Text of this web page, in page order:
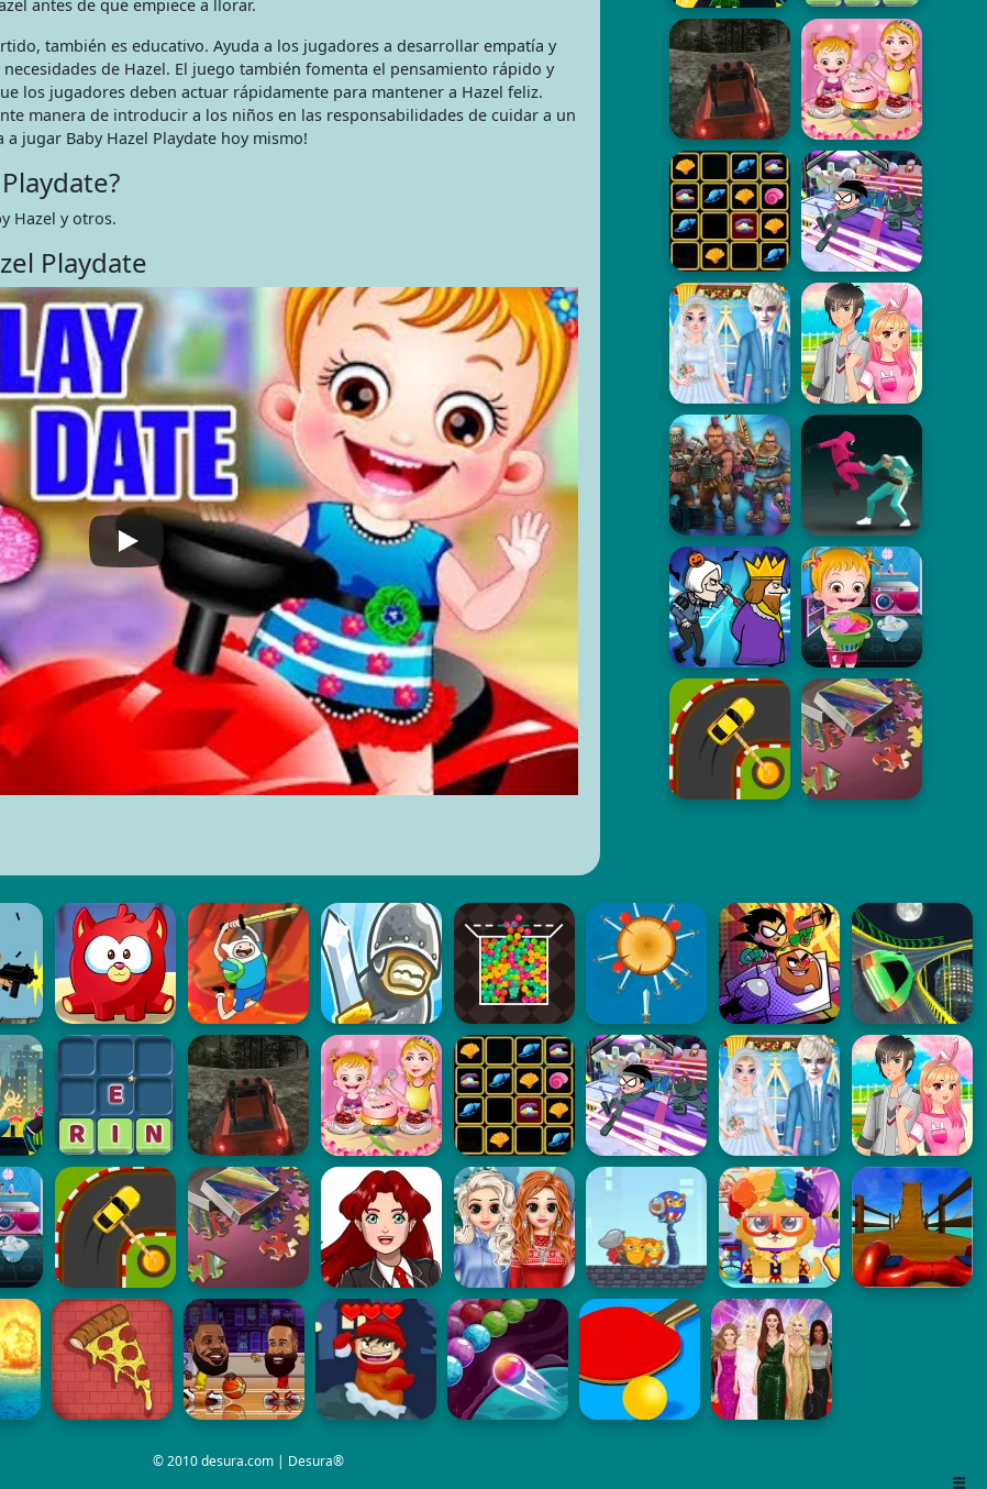
antes de que empiece a llorar.
también es educativo. Ayuda a los jugadores a desarrollar empatía y
de Hazel. El juego también fomenta el pensamiento rápido y
los jugadores deben actuar rápidamente para mantener a Hazel feliz.
manera de introducir a los niños en las responsabilidades de cuidar a un
a jugar Baby Hazel Playdate hoy mismo!
Hazel y otros.
Playdate
© 2010 desura.com | Desura®